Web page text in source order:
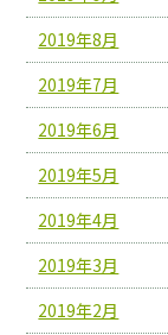
2019年8月
2019年7月
2019年6月
2019年5月
2019年4月
2019年3月
2019年2月